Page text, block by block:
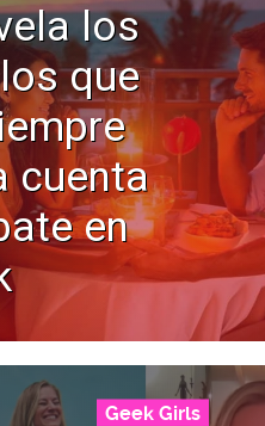
los
que
cuenta
en
Geek Girls